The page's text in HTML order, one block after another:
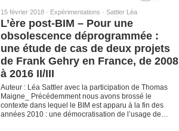
15 février 2018 · Expérimentations · Sattler Léa
L’ère post-BIM – Pour une
obsolescence déprogrammée :
une étude de cas de deux projets
de Frank Gehry en France, de 2008
à 2016 II/III
Auteur : Léa Sattler avec la participation de Thomas
Maigne_ Précédemment nous avons brossé le
contexte dans lequel le BIM est apparu à la fin des
années 2010 : une démocratisation de l’usage de…